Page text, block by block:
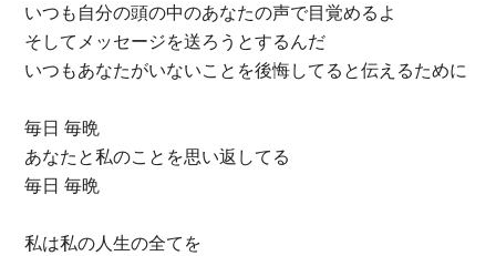
いつも自分の頭の中のあなたの声で目覚めるよ
そしてメッセージを送ろうとするんだ
いつもあなたがいないことを後悔してると伝えるために
毎日 毎晩
あなたと私のことを思い返してる
毎日 毎晩
私は私の人生の全てを